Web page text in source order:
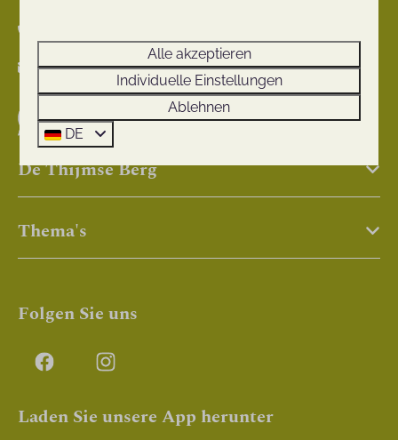
info@thijmseberg.nl
Senden Sie uns eine Whatsapp-Nachricht
De Thijmse Berg
Thema's
Folgen Sie uns
Laden Sie unsere App herunter
Alle akzeptieren
Individuelle Einstellungen
Ablehnen
DE